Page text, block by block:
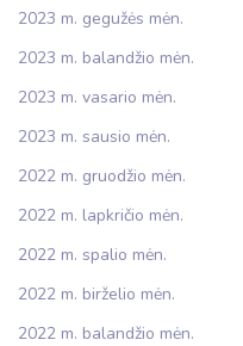
2023 m. gegužės mėn.
2023 m. balandžio mėn.
2023 m. vasario mėn.
2023 m. sausio mėn.
2022 m. gruodžio mėn.
2022 m. lapkričio mėn.
2022 m. spalio mėn.
2022 m. birželio mėn.
2022 m. balandžio mėn.